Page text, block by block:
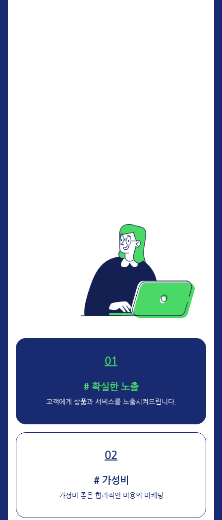
01
# 확실한 노출
고객에게 상품과 서비스를 노출시켜드립니다.
02
# 가성비
가성비 좋은 합리적인 비용의 마케팅